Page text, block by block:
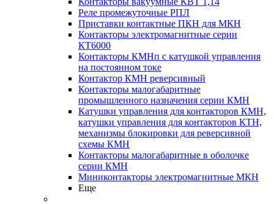
Реле промежуточные РПЛ
Приставки контактные ПКН для МКН
Контакторы электромагнитные серии
КТ6000
Контакторы КМНп с катушкой управления
на постоянном токе
Контактор КМН реверсивный
Контакторы малогабаритные
промышленного назначения серии КМН
Катушки управления для контакторов КМН,
катушки управления для контакторов КТН,
механизмы блокировки для реверсивной
схемы КМН
Контакторы малогабаритные в оболочке
серии КМН
Миниконтакторы электромагнитные МКН
Еще